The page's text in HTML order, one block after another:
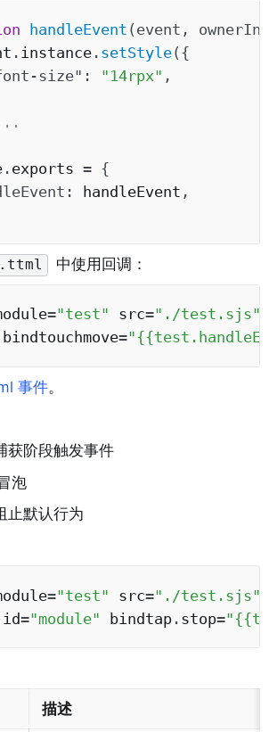
handleEvent ( event ,
. instance . setStyle( {
size" : "14rpx" ,
. exports = {
: handleEvent ,
.ttml 中使用回调：
="test" src="./test.sjs"
=
事件。
获阶段触发事件
泡
止默认行为
="test" src="./test.sjs"
id="module" bindtap . stop=
描述